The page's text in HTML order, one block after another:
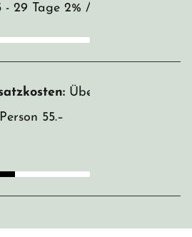
- 29 Tage 2% / 30 - 44 Tage 7
Übernahmegebühr
55.–